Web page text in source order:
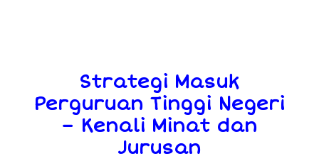
Strategi Masuk
Perguruan Tinggi Negeri
– Kenali Minat dan
Jurusan